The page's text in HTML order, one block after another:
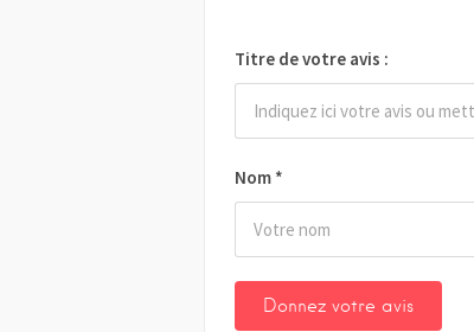
Nom *
Titre de votre avis :